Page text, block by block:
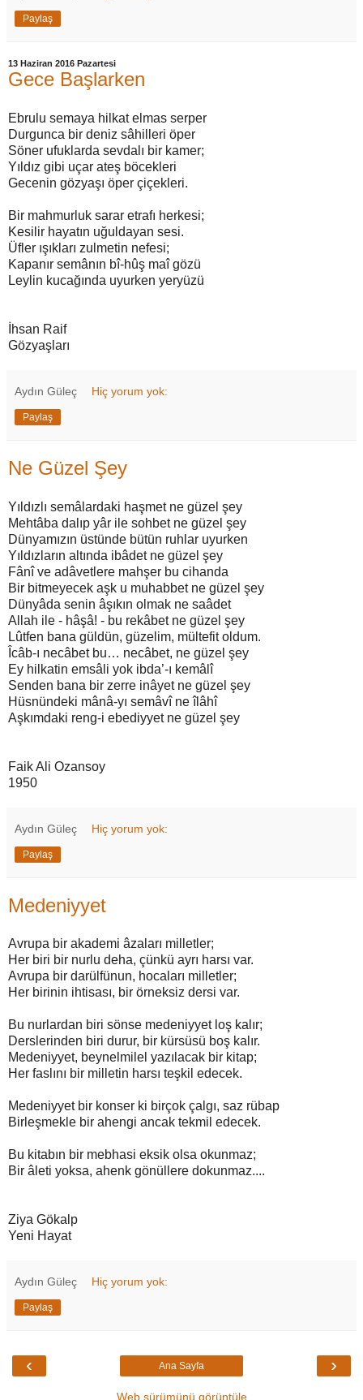
Paylaş
13 Haziran 2016 Pazartesi
Gece Başlarken
Ebrulu semaya hilkat elmas serper
Durgunca bir deniz sâhilleri öper
Söner ufuklarda sevdalı bir kamer;
Yıldız gibi uçar ateş böcekleri
Gecenin gözyaşı öper çiçekleri.
Bir mahmurluk sarar etrafı herkesi;
Kesilir hayatın uğuldayan sesi.
Üfler ışıkları zulmetin nefesi;
Kapanır semânın bî-hûş maî gözü
Leylin kucağında uyurken yeryüzü
İhsan Raif
Gözyaşları
Aydın Güleç Hiç yorum yok:
Paylaş
Ne Güzel Şey
Yıldızlı semâlardaki haşmet ne güzel şey
Mehtâba dalıp yâr ile sohbet ne güzel şey
Dünyamızın üstünde bütün ruhlar uyurken
Yıldızların altında ibâdet ne güzel şey
Fânî ve adâvetlere mahşer bu cihanda
Bir bitmeyecek aşk u muhabbet ne güzel şey
Dünyâda senin âşıkın olmak ne saâdet
Allah ile - hâşâ! - bu rekâbet ne güzel şey
Lûtfen bana güldün, güzelim, mültefit oldum.
Îcâb-ı necâbet bu… necâbet, ne güzel şey
Ey hilkatin emsâli yok ibda’-ı kemâlî
Senden bana bir zerre inâyet ne güzel şey
Hüsnündeki mânâ-yı semâvî ne îlâhî
Aşkımdaki reng-i ebediyyet ne güzel şey
Faik Ali Ozansoy
1950
Aydın Güleç Hiç yorum yok:
Paylaş
Medeniyyet
Avrupa bir akademi âzaları milletler;
Her biri bir nurlu deha, çünkü ayrı harsı var.
Avrupa bir darülfünun, hocaları milletler;
Her birinin ihtisası, bir örneksiz dersi var.
Bu nurlardan biri sönse medeniyyet loş kalır;
Derslerinden biri durur, bir kürsüsü boş kalır.
Medeniyyet, beynelmilel yazılacak bir kitap;
Her faslını bir milletin harsı teşkil edecek.
Medeniyyet bir konser ki birçok çalgı, saz rübap
Birleşmekle bir ahengi ancak tekmil edecek.
Bu kitabın bir mebhasi eksik olsa okunmaz;
Bir âleti yoksa, ahenk gönüllere dokunmaz....
Ziya Gökalp
Yeni Hayat
Aydın Güleç Hiç yorum yok:
Paylaş
‹ ›
Ana Sayfa
Web sürümünü görüntüle